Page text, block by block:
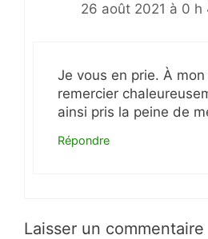
26 août 2021 à 0 h
Je vous en prie. À
remercier
ainsi pris la peine de
Répondre
Laisser un commentaire